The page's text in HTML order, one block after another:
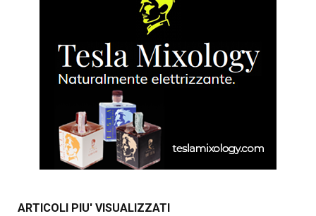
ARTICOLI PIU' VISUALIZZATI